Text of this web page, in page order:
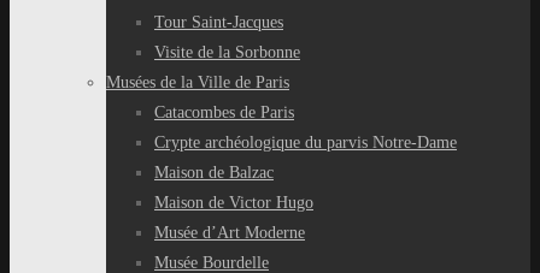
Tour Saint-Jacques
Visite de la Sorbonne
Musées de la Ville de Paris
Catacombes de Paris
Crypte archéologique du parvis Notre-Dame
Maison de Balzac
Maison de Victor Hugo
Musée d’Art Moderne
Musée Bourdelle